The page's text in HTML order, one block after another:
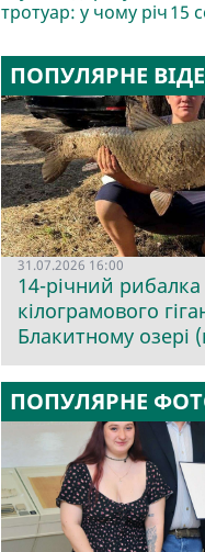
тротуар: у чому річ15
ПОПУЛЯРНЕ
31.07.2026 16:00
14-річний
кілограмового
Блакитному озері
ПОПУЛЯРНЕ